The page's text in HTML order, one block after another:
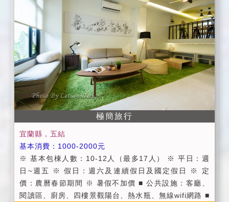
都客運、噶瑪蘭客運接送服務。(需事先來電告知) ■代辦
賞鯨、登龜山島服務。 (住宿叮嚀) ■進房時間：當日下
午15:00以後；退房時間：翌日上午11:00以前。 ■假
日：週六、連續假日 ■平日：週日 ~ 週五 ■為維護住宿
品質，懇請您勿在室內抽煙、喝酒、吃檳榔、大聲喧
譁、或從事賭博等行為。 ■為維護住宿安寧，各項活動
請於晚間11點前結束， 以免影響其它旅客休憩權益，不
便處請見諒。 ■可攜帶寵物(中小型犬)，酌收清潔費300
元。
極簡旅行
宜蘭縣，五結
基本消費：1000-2000元
※ 基本包棟人數：10-12人（最多17人） ※ 平日：週
日~週五 ※ 假日：週六及連續假日及國定假日 ※ 定
價：農曆春節期間 ※ 暑假不加價 ■ 公共設施：客廳、
閱讀區、廚房、四樓景觀陽台、熱水瓶、無線wifi網路 ■